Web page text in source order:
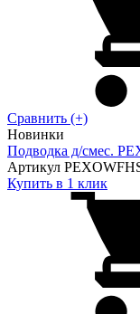
Сравнить (+)
Новинки
Подводка д/смес.
Артикул
Купить в 1 клик